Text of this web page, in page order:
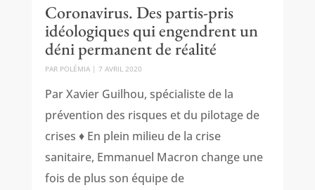
Coronavirus. Des partis-pris
idéologiques qui engendrent un
déni permanent de réalité
PAR POLÉMIA| 7 AVRIL 2020
Par Xavier Guilhou, spécialiste de la
prévention des risques et du pilotage de
crises ♦ En plein milieu de la crise
sanitaire, Emmanuel Macron change une
fois de plus son équipe de